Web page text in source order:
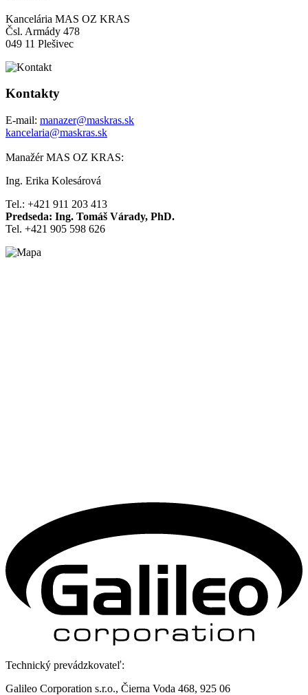
Kancelária MAS OZ KRAS
Čsl. Armády 478
049 11 Plešivec
Kontakty
E-mail: manazer@maskras.sk
kancelaria@maskras.sk
Manažér MAS OZ KRAS:
Ing. Erika Kolesárová
Tel.: +421 911 203 413
Predseda: Ing. Tomáš Várady, PhD.
Tel. +421 905 598 626
Technický prevádzkovateľ:
Galileo Corporation s.r.o., Čierna Voda 468, 925 06